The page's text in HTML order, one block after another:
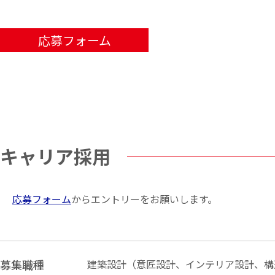
応募フォーム
キャリア採用
応募フォームからエントリーをお願いします。
募集職種 建築設計 （意匠設計、インテリア設計、